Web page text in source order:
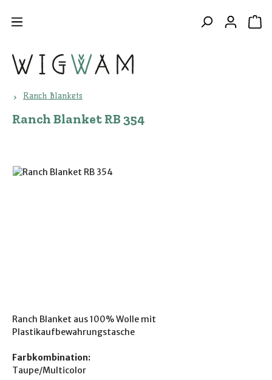
Ranch Blankets
Ranch Blanket RB 354
Bildergalerie überspringen
Ranch Blanket aus 100% Wolle mit
Plastikaufbewahrungstasche
Farbkombination:
Taupe/Multicolor